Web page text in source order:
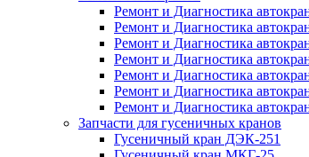
Ремонт и Диагностика
Ремонт и Диагностика
Ремонт и Диагностика
Ремонт и Диагностика
Ремонт и Диагностика
Ремонт и Диагностика
Ремонт и Диагностика
Запчасти для гусеничных кранов
Гусеничный кран ДЭК-251